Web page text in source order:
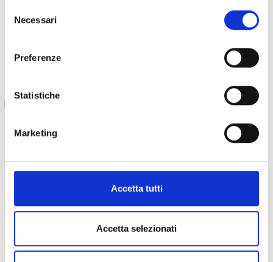
delNecessari
Preferenze
Statistiche
Marketing
Accetta tutti
Accetta selezionati
provvedere a se stessa finanziariamente, ma anche di
reintegrarsi nella comunità locale.
l'allevamento mi ha permesso di diventare
COOPI per avermi sostenuta attraverso questa
attività generatrice di reddito"
ha dichiarato Awa, testimoniando l'impatto positivo del
progetto sulla sua vita.